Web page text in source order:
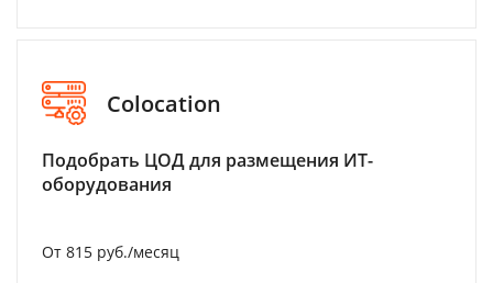
Colocation
Подобрать ЦОД для размещения ИТ-
оборудования
От 815 руб./месяц